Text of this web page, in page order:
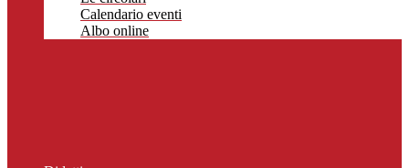
Calendario eventi
Albo online